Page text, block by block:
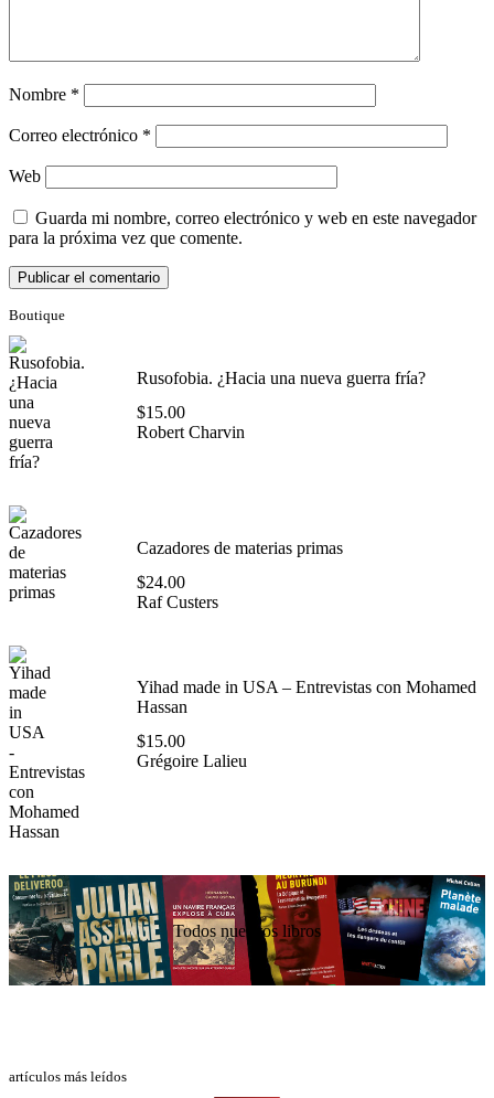
Nombre *
Correo electrónico *
Web
Guarda mi nombre, correo electrónico y web en este navegador
para la próxima vez que comente.
Boutique
Rusofobia. ¿Hacia una nueva guerra fría?
$15.00
Robert Charvin
Cazadores de materias primas
$24.00
Raf Custers
Yihad made in USA – Entrevistas con Mohamed
Hassan
$15.00
Grégoire Lalieu
Todos nuestros libros
artículos más leídos